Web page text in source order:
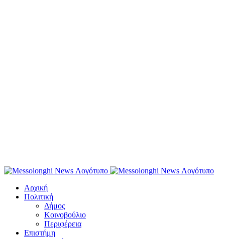
Αρχική
Πολιτική
Δήμος
Κοινοβούλιο
Περιφέρεια
Επιστήμη